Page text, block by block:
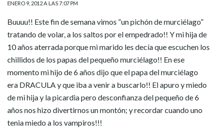
ENERO 9, 2012 A LAS 7:07 PM
Buuuu!! Este fin de semana vimos “un pichón de murciélago”
tratando de volar, a los saltos por el empedrado!! Y mi hija de
10 años aterrada porque mi marido les decía que escuchen los
chillidos de los papas del pequeño murciélago!! En ese
momento mi hijo de 6 años dijo que el papa del murciélago
era DRACULA y que iba a venir a buscarlo!! El apuro y miedo
de mi hija y la picardia pero desconfianza del pequeño de 6
años nos hizo divertirnos un montón; y recordar cuando uno
tenia miedo a los vampiros!!!